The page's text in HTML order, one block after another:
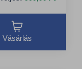
Vásárlás